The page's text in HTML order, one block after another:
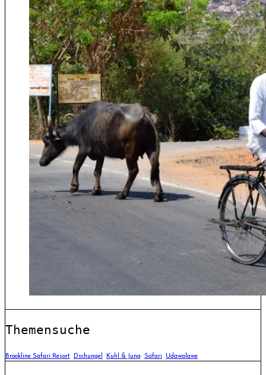
Themensuche
Brookline Safari Resort Dschungel Kuhl & Jung Safari Udawalawe